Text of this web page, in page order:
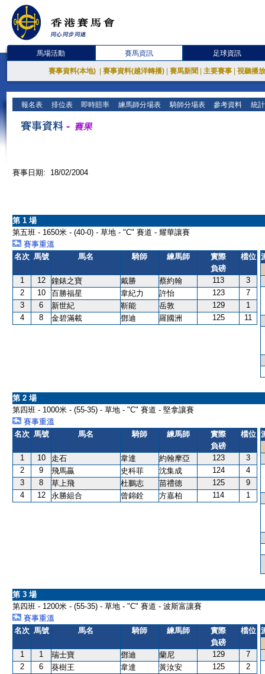
馬場活動 賽馬資訊 足球資訊
賽事資料(本地) 賽事資料(越洋轉播) 賽馬新聞 主要賽事 視聽播
報名表 排位表 即時賠率 練馬師分場表 騎師分場表 參考資料 統
賽事日期: 18/02/2004
第 1 場
第五班 - 1650米 - (40-0) - 草地 - "C" 賽道 - 耀華讓賽
賽事重溫
名次 馬號 馬名 騎師 練馬師
實際
負磅
檔位
1 12 鐘錶之寶 戴勝 蔡約翰 113
3
2
10 百勝福星 韋紀力 許怡 123
7
3
6 新世紀 靳能 岳敦 129
1
4
8 金碧滿載 鄧迪 羅國洲 125 11
第 2 場
第四班 - 1000米 - (55-35) - 草地 - "C" 賽道 - 堅拿讓賽
賽事重溫
名次 馬號 馬名 騎師 練馬師
實際
負磅
檔位
1 10 走石 韋達 約翰摩亞 123
3
2
9 飛馬贏 史科菲 沈集成 124
4
3
8 草上飛 杜鵬志 苗禮德 125
9
4
12 永勝組合 曾錦銓 方嘉柏 114 1
第 3 場
第四班 - 1200米 - (55-35) - 草地 - "C" 賽道 - 波斯富讓賽
賽事重溫
名次 馬號 馬名 騎師 練馬師
實際
負磅
檔位
1 1 瑞士寶 鄧迪 蘭尼 129
7
2
6 葵樹王 韋達 黃汝安 125
2